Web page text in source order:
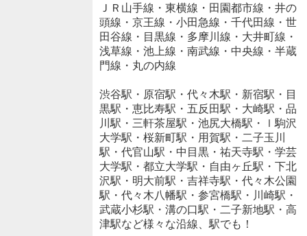
ＪＲ山手線・東横線・田園都市線・井の
頭線・京王線・小田急線・千代田線・世
田谷線・目黒線・多摩川線・大井町線・
浅草線・池上線・南武線・中央線・半蔵
門線・丸の内線
渋谷駅・原宿駅・代々木駅・新宿駅・目
黒駅・恵比寿駅・五反田駅・大崎駅・品
川駅・三軒茶屋駅・池尻大橋駅・ｌ駒沢
大学駅・桜新町駅・用賀駅・二子玉川
駅・代官山駅・中目黒・祐天寺駅・学芸
大学駅・都立大学駅・自由ヶ丘駅・下北
沢駅・明大前駅・吉祥寺駅・代々木公園
駅・代々木八幡駅・参宮橋駅・川崎駅・
武蔵小杉駅・溝の口駅・二子新地駅・高
津駅など様々な沿線、駅でも！